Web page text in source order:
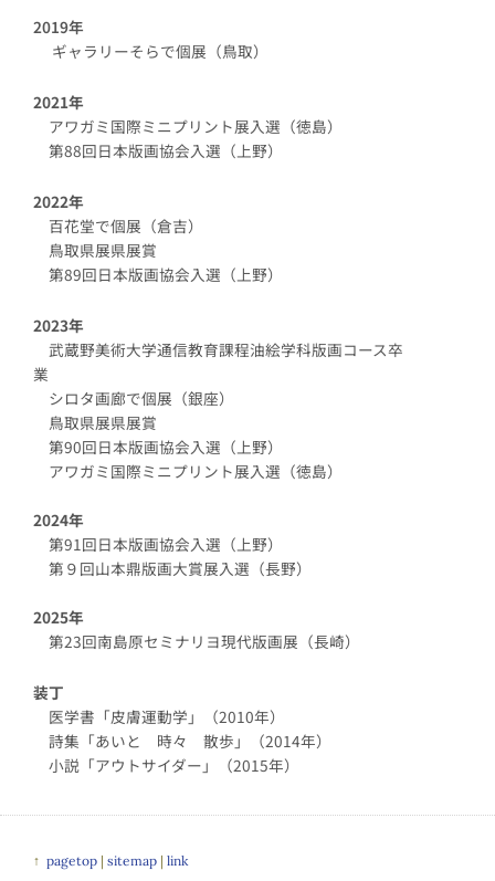
2019年
ギャラリーそらで個展（鳥取）
2021年
アワガミ国際ミニプリント展入選（徳島）
第88回日本版画協会入選（上野）
2022年
百花堂で個展（倉吉）
鳥取県展県展賞
第89回日本版画協会入選（上野）
2023年
武蔵野美術大学通信教育課程油絵学科版画コース卒
業
シロタ画廊で個展（銀座）
鳥取県展県展賞
第90回日本版画協会入選（上野）
アワガミ国際ミニプリント展入選（徳島）
2024年
第91回日本版画協会入選（上野）
第９回山本鼎版画大賞展入選（長野）
2025年
第23回南島原セミナリヨ現代版画展（長崎）
装丁
医学書「皮膚運動学」（2010年）
詩集「あいと 時々 散歩」（2014年）
小説「アウトサイダー」（2015年）
↑ pagetop | sitemap | link